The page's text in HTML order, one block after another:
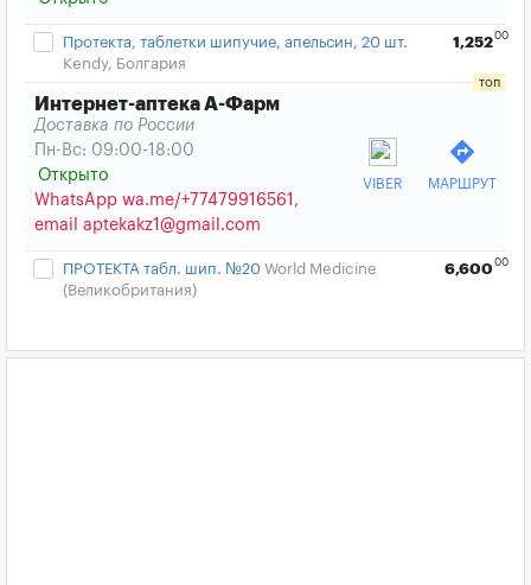
Протекта, таблетки шипучие, апельсин, 20 шт.
Kendy, Болгария
1,25200
Интернет-аптека А-Фарм
Доставка по России
Пн-Вс: 09:00-18:00
Открыто
WhatsApp wa.me/+77479916561,
email aptekakz1@gmail.com
VIBER
directions
МАРШРУТ
ПРОТЕКТА табл. шип. №20 World Medicine
(Великобритания)
6,600 00